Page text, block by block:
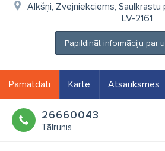
Alkšņi, Zvejniekciems, Saulkrastu
LV-2161
Papildināt informāciju par
Pamatdati Karte Atsauksmes
26660043
Tālrunis